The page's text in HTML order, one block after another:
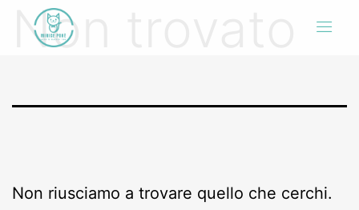
Non trovato
Non riusciamo a trovare quello che cerchi.